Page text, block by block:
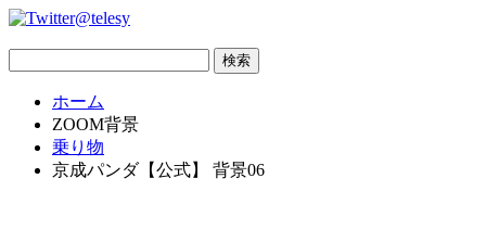
@telesy
ホーム
ZOOM背景
乗り物
京成パンダ【公式】 背景06